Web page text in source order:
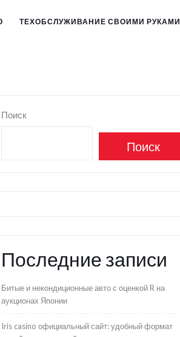
ТЕХОБСЛУЖИВАНИЕ СВОИМИ РУКАМИ
Поиск
Поиск
Последние записи
Битые и некондиционные авто с оценкой R на
аукционах Японии
Iris casino официальный сайт: удобный формат